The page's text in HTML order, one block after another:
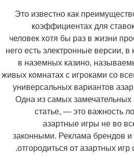
Это известно как
коэффициентах для
человек хотя бы раз в жизни
него есть электронные версии,
в наземных казино,
живых комнатах с игроками со
универсальных вариантов
Одна из самых
статье, — это важность
азартные игры не во
законными. Реклама брендов и
отгородиться от азартных